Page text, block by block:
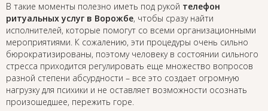
В такие моменты полезно иметь под рукой телефон
ритуальных услуг в Ворожбе, чтобы сразу найти
исполнителей, которые помогут со всеми организационными
мероприятиями. К сожалению, эти процедуры очень сильно
бюрократизированы, поэтому человеку в состоянии сильного
стресса приходится регулировать еще множество вопросов
разной степени абсурдности – все это создает огромную
нагрузку для психики и не оставляет возможности осознать
произошедшее, пережить горе.